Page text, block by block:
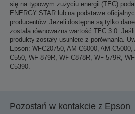
się na typowym zużyciu energii (TEC)
ENERGY STAR lub na podstawie
producentów. Jeżeli dostępne są tylko
została równoważna wartość TEC 3.0.
produkty zostały usunięte z porównania.
Epson: WFC20750, AM-C6000, AM-
C550, WF-879R, WF-C878R, WF-579R,
C5390.
Pozostań w kontakcie z Epson